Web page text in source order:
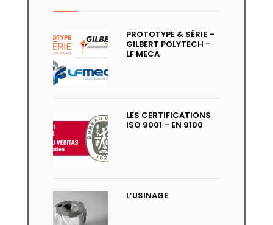
PROTOTYPE & SÉRIE –
GILBERT POLYTECH –
LF MECA
LES CERTIFICATIONS
ISO 9001 – EN 9100
L’USINAGE